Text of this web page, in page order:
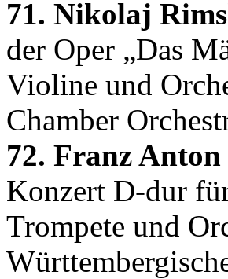
71. Nikolaj
der Oper „Das
Violine und
Chamber
72. Franz
Konzert D-dur
Trompete und